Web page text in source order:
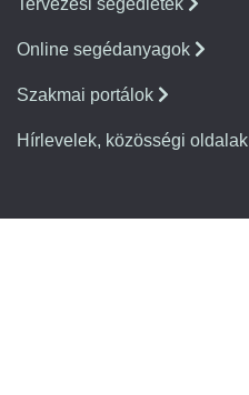
Tervezési segédletek
Online segédanyagok
Szakmai portálok
Hírlevelek, közösségi oldalak